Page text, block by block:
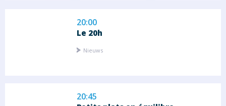
20:00
Le 20h
Nieuws
20:45